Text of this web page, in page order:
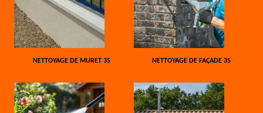
NETTOYAGE DE MURET 35 NETTOYAGE DE FAÇADE 35